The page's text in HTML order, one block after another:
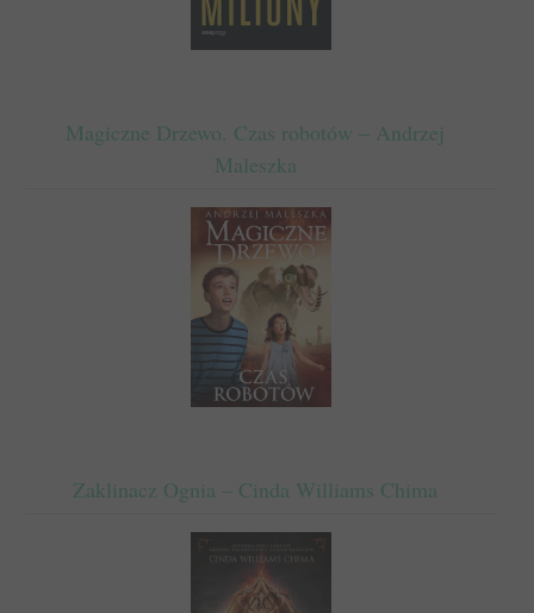
Magiczne Drzewo. Czas robotów – Andrzej
Maleszka
Zaklinacz Ognia – Cinda Williams Chima